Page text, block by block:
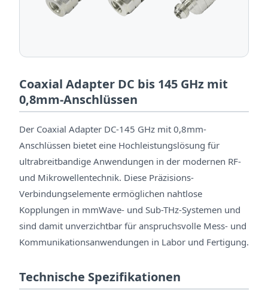
Coaxial Adapter DC bis 145 GHz mit
0,8mm-Anschlüssen
Der Coaxial Adapter DC-145 GHz mit 0,8mm-
Anschlüssen bietet eine Hochleistungslösung für
ultrabreitbandige Anwendungen in der modernen RF-
und Mikrowellentechnik. Diese Präzisions-
Verbindungselemente ermöglichen nahtlose
Kopplungen in mmWave- und Sub-THz-Systemen und
sind damit unverzichtbar für anspruchsvolle Mess- und
Kommunikationsanwendungen in Labor und Fertigung.
Technische Spezifikationen